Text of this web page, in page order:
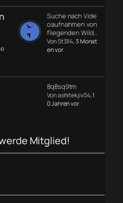
Suche nach Vide
oaufnahmen von
fliegenden Wild…
Von St3ll4, 3 Monat
en vor
8q8sq9tm
Von ashitekjiv04, 1
0 Jahren vor
Mitglied!